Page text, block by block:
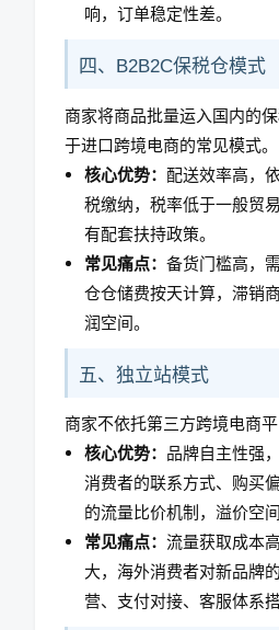
响，订单稳定性差。
四、B2B2C保税仓模式
商家将商品批量运入国内的
于进口跨境电商的常见模式。
核心优势： 配送效率高，
税缴纳，税率低于一般贸
有配套扶持政策。
常见痛点： 备货门槛高，
仓仓储费按天计算，滞销
润空间。
五、独立站模式
商家不依托第三方跨境电商
核心优势： 品牌自主性强
消费者的联系方式、购买
的流量比价机制，溢价空间
常见痛点： 流量获取成本
大，海外消费者对新品牌
营、支付对接、客服体系